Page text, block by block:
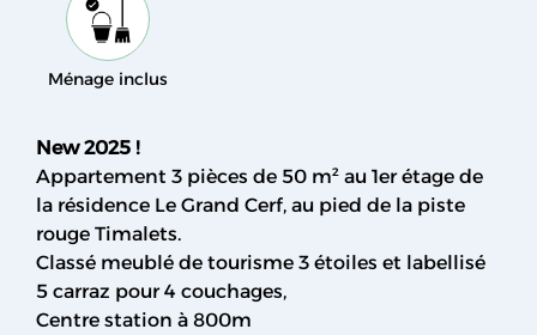
Ménage inclus
New 2025 !
Appartement 3 pièces de 50 m² au 1er étage de
la résidence Le Grand Cerf, au pied de la piste
rouge Timalets.
Classé meublé de tourisme 3 étoiles et labellisé
5 carraz pour 4 couchages,
Centre station à 800m